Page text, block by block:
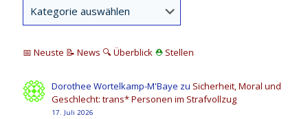
📅 Neuste 📝 News 🔍 Überblick ⛑ Stellen
Dorothee Wortelkamp-M'Baye zu Sicherheit, Moral und
Geschlecht: trans* Personen im Strafvollzug
17. Juli 2026